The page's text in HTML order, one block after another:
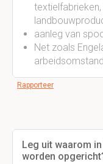
aanleg van
Net zoals
Rapporteer
Leg uit waarom
worden